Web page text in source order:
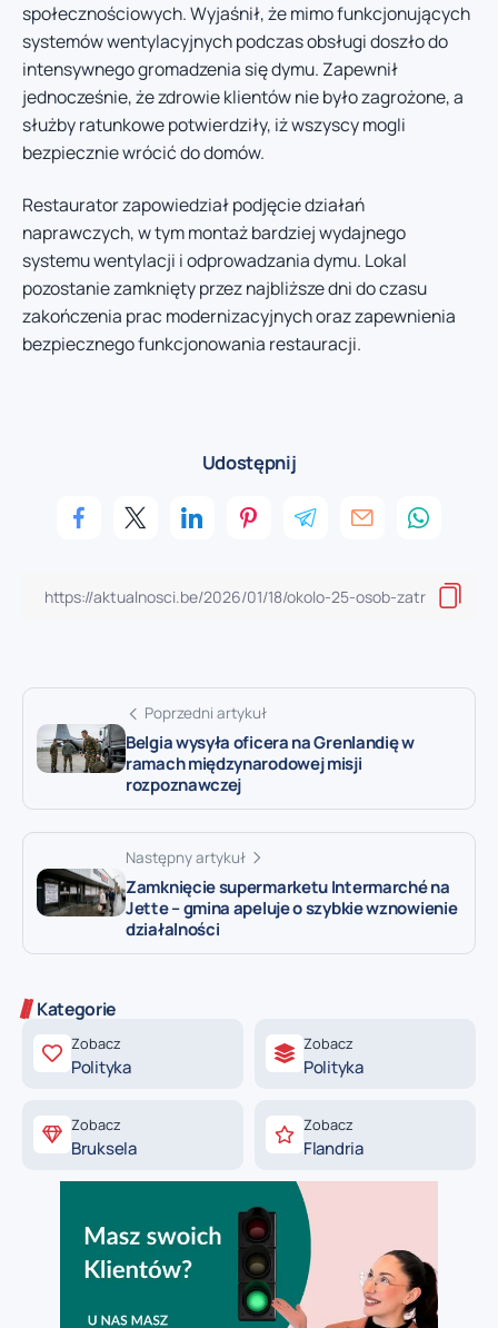
społecznościowych. Wyjaśnił, że mimo funkcjonujących
systemów wentylacyjnych podczas obsługi doszło do
intensywnego gromadzenia się dymu. Zapewnił
jednocześnie, że zdrowie klientów nie było zagrożone, a
służby ratunkowe potwierdziły, iż wszyscy mogli
bezpiecznie wrócić do domów.
Restaurator zapowiedział podjęcie działań
naprawczych, w tym montaż bardziej wydajnego
systemu wentylacji i odprowadzania dymu. Lokal
pozostanie zamknięty przez najbliższe dni do czasu
zakończenia prac modernizacyjnych oraz zapewnienia
bezpiecznego funkcjonowania restauracji.
Udostępnij
Poprzedni artykuł
Belgia wysyła oficera na Grenlandię w
ramach międzynarodowej misji
rozpoznawczej
Następny artykuł
Zamknięcie supermarketu Intermarché na
Jette – gmina apeluje o szybkie wznowienie
działalności
Kategorie
Zobacz
Polityka
Zobacz
Polityka
Zobacz
Bruksela
Zobacz
Flandria